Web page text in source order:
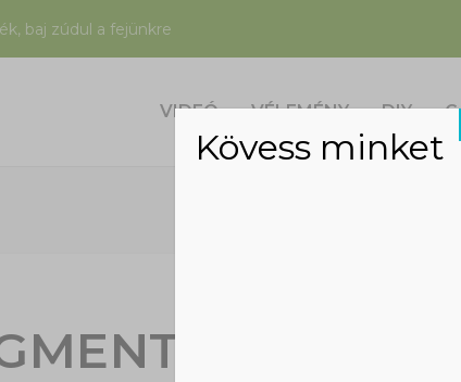
baj zúdul a fejünkre
VIDEÓ VÉLEMÉNY DIY
A
Kövess minket